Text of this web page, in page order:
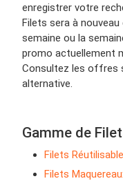
enregistrer votre
Filets sera à
semaine ou la
promo actuellement
Consultez les offres
alternative.
Gamme de
Filets
Filets